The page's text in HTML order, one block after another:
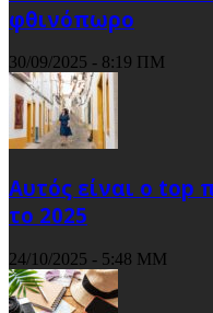
φθινόπωρο
30/09/2025 - 8:19 ΠΜ
Αυτός είναι ο top
το 2025
24/10/2025 - 5:48 ΜΜ